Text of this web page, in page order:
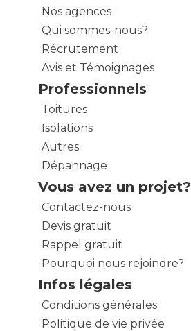
Nos agences
Qui sommes-nous?
Récrutement
Avis et Témoignages
Professionnels
Toitures
Isolations
Autres
Dépannage
Vous avez un projet?
Contactez-nous
Devis gratuit
Rappel gratuit
Pourquoi nous rejoindre?
Infos légales
Conditions générales
Politique de vie privée